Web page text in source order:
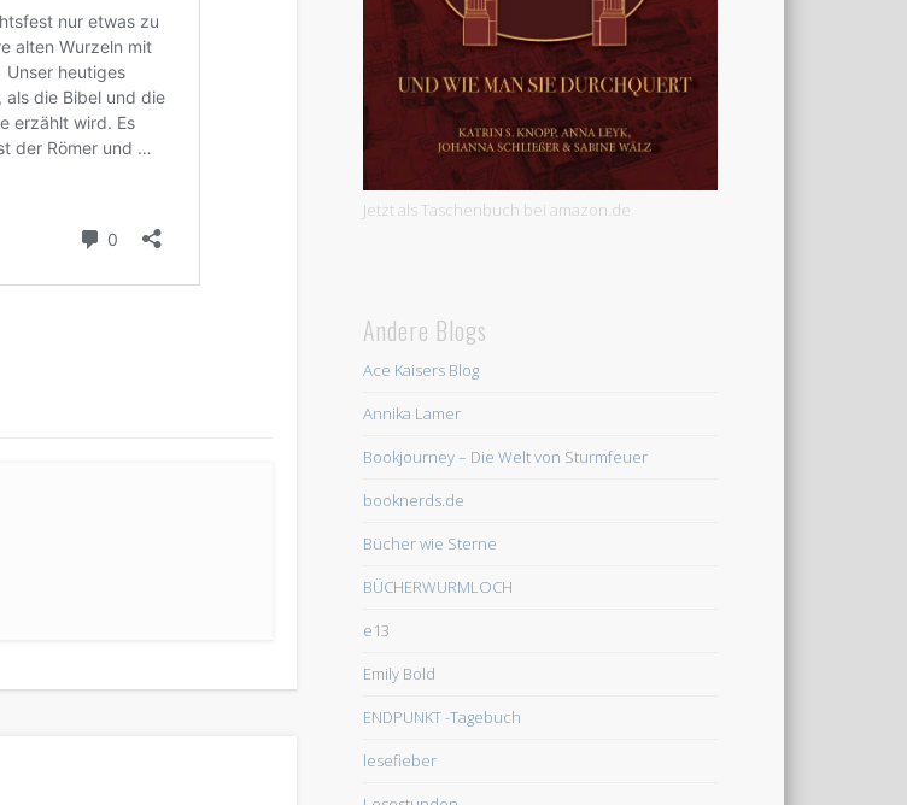
Jetzt als Taschenbuch bei amazon.de
Andere Blogs
Ace Kaisers Blog
Annika Lamer
Bookjourney – Die Welt von Sturmfeuer
booknerds.de
Bücher wie Sterne
BÜCHERWURMLOCH
e13
Emily Bold
ENDPUNKT -Tagebuch
lesefieber